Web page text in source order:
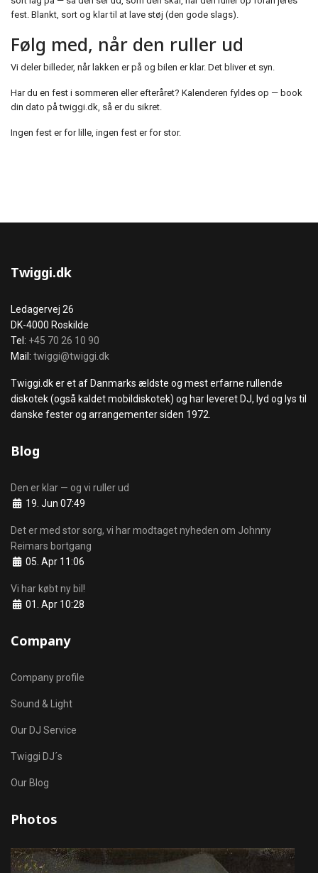
fest. Blankt, sort og klar til at lave støj (den gode slags).
Følg med, når den ruller ud
Vi deler billeder, når lakken er på og bilen er klar. Det bliver et syn.
Har du en fest i sommeren eller efteråret? Kalenderen fyldes op — book
din dato på twiggi.dk, så er du sikret.
Ingen fest er for lille, ingen fest er for stor.
Twiggi.dk
Ledagervej 26
DK-4000 Roskilde
Tel: +45 70 26 10 90
Mail: twiggi@twiggi.dk
Twiggi.dk er et af Danmarks ældste og mest erfarne rullende
diskotek (også kaldet mobildiskotek) og har leveret DJ, lyd og lys til
danske fester og arrangementer siden 1972.
Blog
Den er klar — og vi ruller ud
Details
19. Jun 07:49
Det er med stor sorg, vi har modtaget nyheden om Johnny
Reimars bortgang
Details
05. Apr 11:06
Vi har købt ny bil!
Details
01. Apr 10:28
Company
Company profile
Sound & Light
Our DJ Service
Twiggi DJ´s
Our Blog
Photos